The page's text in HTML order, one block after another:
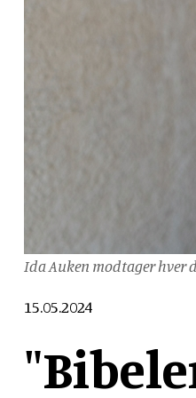
Ida Auken modtager hver
15.05.2024